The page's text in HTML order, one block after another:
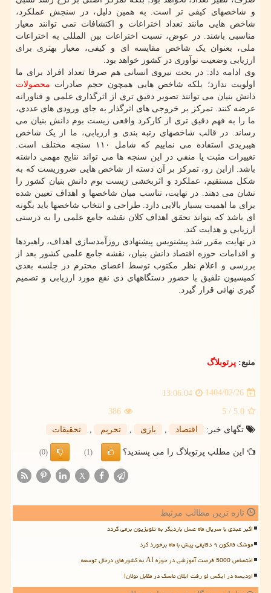
و شاخصهای کیفی تر است. به همین دلیل، در سنجش عملکرد،
شاخص هایی مانند تعداد اختراعات و اکتشافات نمی توانند معیار
مناسبی باشند. در عوض، نسبت اختراعات بین المللی به اختراعات
ملی، بعنوان یک شاخص مقایسه ای و کیفی، معیار بهتری برای
ارزیابی وضعیت نوآوری در کشور خواهد بود.
وی ادامه داد: در بحث نیروی انسانی هم صرفا تعداد افراد برای ما
اولویت ندارد؛ بلکه شاخص هایی همچون حجم صادرات محصولات
دانش بنیان می توانند تصویر دقیق تری از اثرگذاری علمی و فناورانه
عرضه کنند. تمرکز بر خروجی های اثرگذار به جای ورودی های عددی،
ما را به فهم دقیق تری از کارکرد واقعی زیست بوم دانش بنیان می
رساند. در قالب شاخصهای رتبه بندی و ارزیابی، ما از یک شاخص
هیبریدی استفاده می نماییم که شامل ۱۱۰ سنجه مختلف است.
تغییرات مثبت یا منفی در این سنجه ها می تواند نتایج مهمی داشته
باشد. ازاین رو، تمرکز بر آن دسته از شاخص هایی ضروریست که به
شکل مستقیم، عملکرد و اثربخشی زیست بوم دانش بنیان کشور را
نشان می دهند. در نهایت، تناسب میان شاخصها و اهداف تعیین شده
برای ما اهمیت بسیار بالایی دارد. طراحی و انتخاب شاخصها باید بگونه
ای باشد که بتواند تحقق اهداف کلان نقشه جامع علمی را به درستی
ارزیابی و هدایت کند.
در نهایت مقرر شد پیشنویس پیشنهادی روزآمدسازی اهداف، راهبردها
و اقدامات حوزه اقتصاد دانش بنیان، نقشه جامع علمی کشور بعد از
بررسی و اعلام نظر مکتوب توسط اعضای محترم در جلسه بعدی
کمیسیون تلفیق با حضور دستگاههای ذی نفع مورد ارزیابی و تصمیم
گیری نهائی قرار گیرد.
منبع: پرتوبلاگ
1404/02/26
13:06:04
5.0
/ 5
386
تگهای خبر:
اقتصاد بازی تحریم تحقیقات
این مطلب پرتوبلاگ را می پسندید؟ (1)
(0)
X
تازه ترین مطالب مرتبط
اکبر عبدی با سریال ماه عسل باردیگر به تلویزیون برمی گردد
موشک فالکون ۹ دقایقی پیش با ماه برخورد کرد
اختصاص 5000 فرصت آموزشی در حوزه AI به کشورهای درحال توسعه
اودیسه در ایکس لو رفت ایلان ماسک در مقابل نولان!